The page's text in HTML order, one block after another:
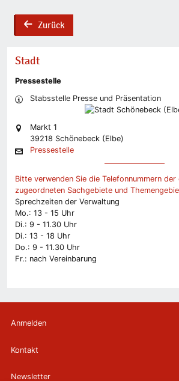
backZurück
Stadt
Pressestelle
Stabsstelle Presse und Präsentation
Markt 1
39218 Schönebeck (Elbe)
Pressestelle
Bitte verwenden Sie die Telefonnummern
zugeordneten Sachgebiete und
Sprechzeiten der Verwaltung
Mo.: 13 - 15 Uhr
Di.: 9 - 11.30 Uhr
Di.: 13 - 18 Uhr
Do.: 9 - 11.30 Uhr
Fr.: nach Vereinbarung
Anmelden
Kontakt
Newsletter